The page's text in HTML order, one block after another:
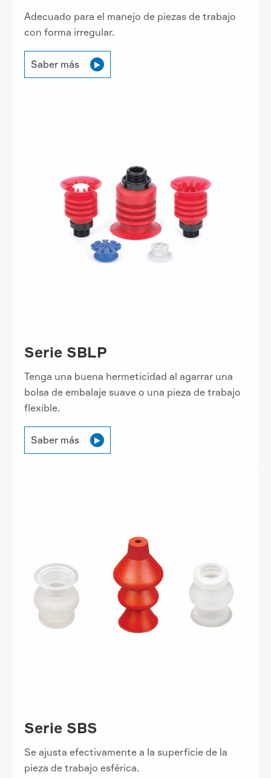
Adecuado para el manejo de piezas de trabajo
con forma irregular.
Saber más 
Serie SBLP
Tenga una buena hermeticidad al agarrar una
bolsa de embalaje suave o una pieza de trabajo
flexible.
Saber más 
Serie SBS
Se ajusta efectivamente a la superficie de la
pieza de trabajo esférica.